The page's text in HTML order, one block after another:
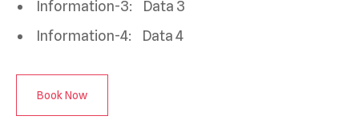
Information-3:
Data 3
Information-4:
Data 4
Book Now